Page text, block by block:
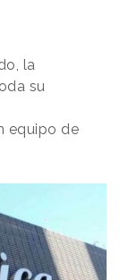
la
su
equipo de